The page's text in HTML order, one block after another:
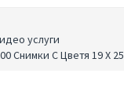
услуги
Снимки С Цветя 19 Х